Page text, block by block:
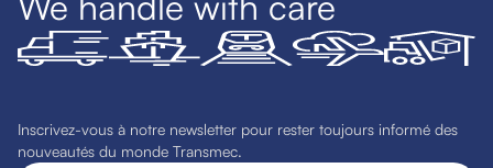
Inscrivez-vous à notre newsletter pour rester toujours informé des
nouveautés du monde Transmec.